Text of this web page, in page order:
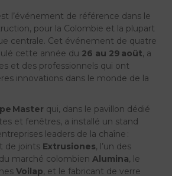
l’événement de référence dans le
pour la Colombie et la plupart
centrale. Cet événement de quatre
cette année du 26 au 29 août, a
et des professionnels qui ont
innovations dans le monde de la
Master qui, dans le pavillon dédié
et fenêtres, a installé un stand
leaders de la chaîne :
de joints Extrusiones, l’un des
marché colombien Alumina, le
Voilap, et le fabricant de verre